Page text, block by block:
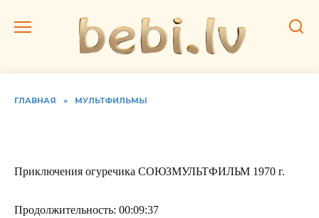
ГЛАВНАЯ » МУЛЬТФИЛЬМЫ
Приключения огуречика СОЮЗМУЛЬТФИЛЬМ 1970 г.
Продолжительность: 00:09:37